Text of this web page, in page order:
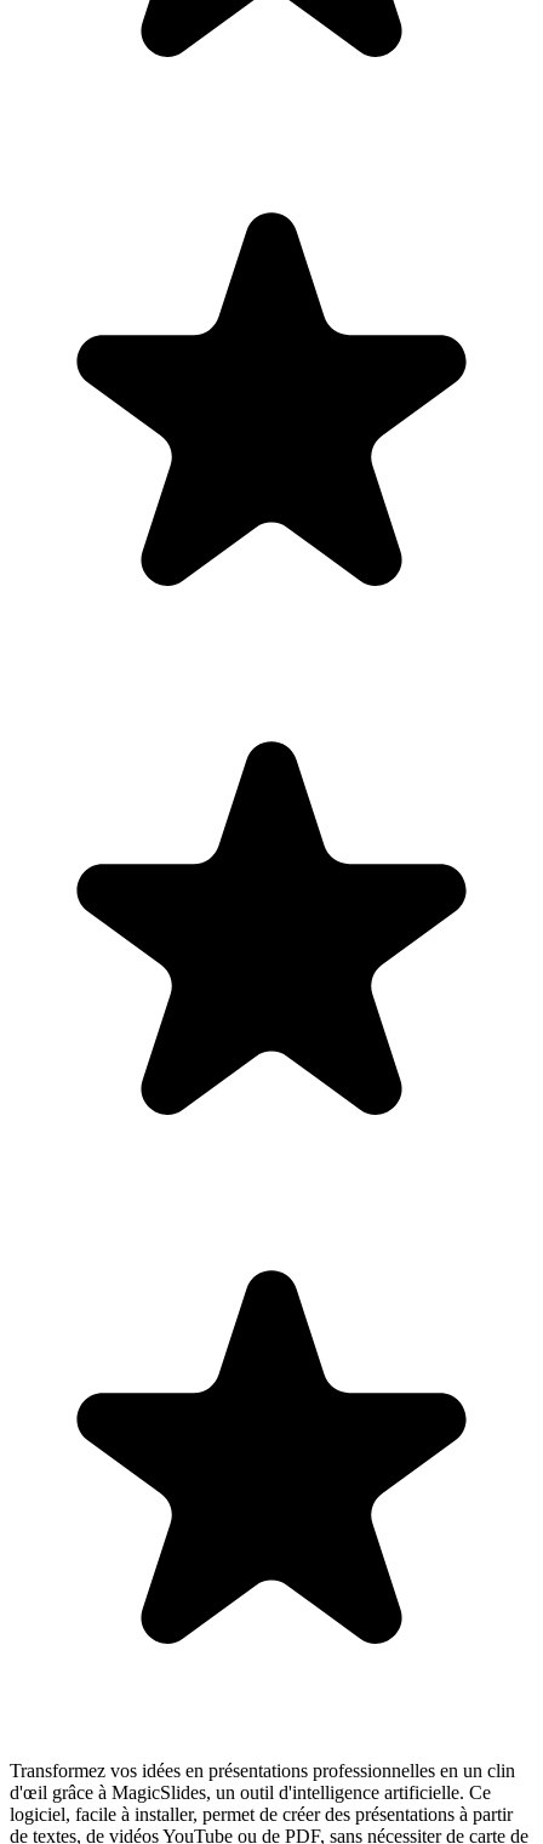
Transformez vos idées en présentations professionnelles en un clin
d'œil grâce à MagicSlides, un outil d'intelligence artificielle. Ce
logiciel, facile à installer, permet de créer des présentations à partir
de textes, de vidéos YouTube ou de PDF, sans nécessiter de carte de